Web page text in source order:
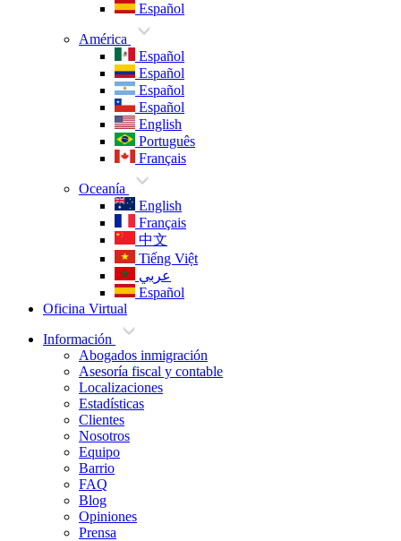
Español
América
Español
Español
Español
Español
English
Português
Français
Oceanía
English
Français
中文
Tiếng Việt
عربي
Español
Oficina Virtual
Información
Abogados inmigración
Asesoría fiscal y contable
Localizaciones
Estadísticas
Clientes
Nosotros
Equipo
Barrio
FAQ
Blog
Opiniones
Prensa